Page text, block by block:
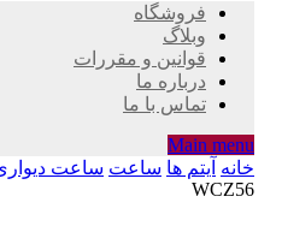
فروشگاه
وبلاگ
قوانین و مقررات
درباره ما
تماس با ما
Main menu
خانه آیتم ها ساعت ساعت دیواری
WCZ56